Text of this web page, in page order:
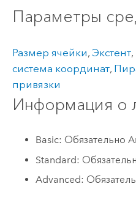
Параметры
Размер ячейки, Экстент,
система координат,
привязки
Информация о
Basic: Обязательно
Standard:
Advanced: